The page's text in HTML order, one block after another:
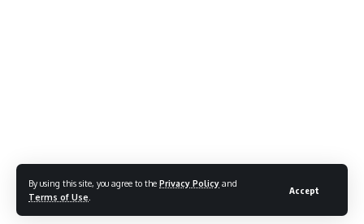
By using this site, you agree to the Privacy Policy and
Terms of Use
Accept